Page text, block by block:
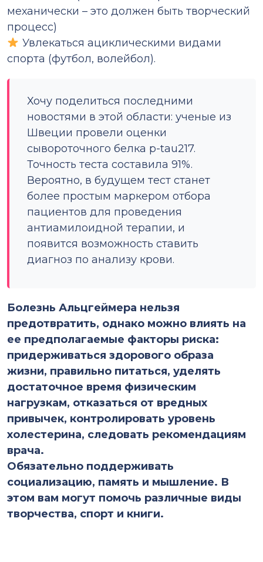
механически – это должен быть творческий
процесс)
Увлекаться ациклическими видами
спорта (футбол, волейбол).
Хочу поделиться последними
новостями в этой области: ученые из
Швеции провели оценки
сывороточного белка p-tau217.
Точность теста составила 91%.
Вероятно, в будущем тест станет
более простым маркером отбора
пациентов для проведения
антиамилоидной терапии, и
появится возможность ставить
диагноз по анализу крови.
Болезнь Альцгеймера нельзя
предотвратить, однако можно влиять на
ее предполагаемые факторы риска:
придерживаться здорового образа
жизни, правильно питаться, уделять
достаточное время физическим
нагрузкам, отказаться от вредных
привычек, контролировать уровень
холестерина, следовать рекомендациям
врача.
Обязательно поддерживать
социализацию, память и мышление. В
этом вам могут помочь различные виды
творчества, спорт и книги.